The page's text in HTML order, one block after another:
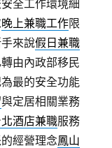
全工作環境細
晚上兼職工作限
來說假日兼職
由內政部移民
最的安全功能
與定居相關業務
酒店兼職服務
經營理念鳳山